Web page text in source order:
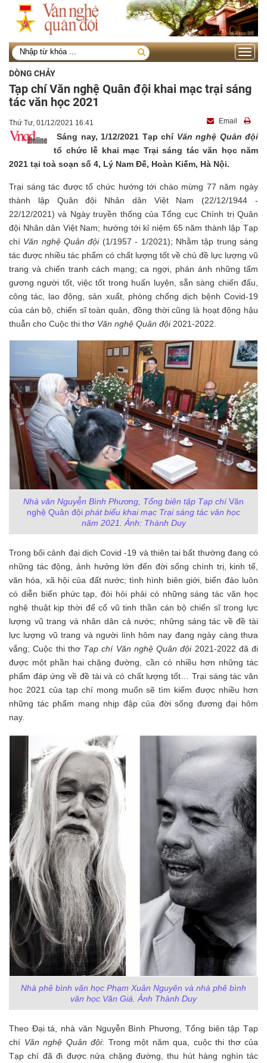
Toggle
DÒNG CHẢY
Tạp chí Văn nghệ Quân đội khai mạc trại sáng
tác văn học 2021
Thứ Tư, 01/12/2021 16:41 Email
Sáng nay, 1/12/2021 Tạp chí Văn nghệ Quân đội
tổ chức lễ khai mạc Trại sáng tác văn học năm
2021 tại toà soạn số 4, Lý Nam Đế, Hoàn Kiếm, Hà Nội.
Trại sáng tác được tổ chức hướng tới chào mừng 77 năm ngày
thành lập Quân đội Nhân dân Việt Nam (22/12/1944 -
22/12/2021) và Ngày truyền thống của Tổng cục Chính trị Quân
đội Nhân dân Việt Nam; hướng tới kỉ niệm 65 năm thành lập Tạp
chí Văn nghệ Quân đội(1/1957 - 1/2021); Nhằm tập trung sáng
tác được nhiều tác phẩm có chất lượng tốt về chủ đề lực lượng vũ
trang và chiến tranh cách mạng; ca ngợi, phản ánh những tấm
gương người tốt, việc tốt trong huấn luyện, sẵn sàng chiến đấu,
công tác, lao động, sản xuất, phòng chống dịch bệnh Covid-19
của cán bộ, chiến sĩ toàn quân, đồng thời cũng là hoạt động hậu
thuẫn cho Cuộc thi thơ Văn nghệ Quân đội2021-2022.
Nhà văn Nguyễn Bình Phương, Tổng biên tập Tạp chíVăn
nghệ Quân đội phát biểu khai mạc Trại sáng tác văn học
năm 2021. Ảnh: Thành Duy
Trong bối cảnh đại dịch Covid -19 và thiên tai bất thường đang có
những tác động, ảnh hưởng lớn đến đời sống chính trị, kinh tế,
văn hóa, xã hội của đất nước; tình hình biên giới, biển đảo luôn
có diễn biến phức tạp, đòi hỏi phải có những sáng tác văn học
nghệ thuật kịp thời để cổ vũ tinh thần cán bộ chiến sĩ trong lực
lượng vũ trang và nhân dân cả nước; những sáng tác về đề tài
lực lượng vũ trang và người lính hôm nay đang ngày càng thưa
vắng; Cuộc thi thơ Tạp chí Văn nghệ Quân đội2021-2022 đã đi
được một phần hai chặng đường, cần có nhiều hơn những tác
phẩm đáp ứng về đề tài và có chất lượng tốt… Trại sáng tác văn
học 2021 của tạp chí mong muốn sẽ tìm kiếm được nhiều hơn
những tác phẩm mang nhịp đập của đời sống đương đại hôm
nay.
Nhà phê bình văn học Phạm Xuân Nguyên và nhà phê bình
văn học Văn Giá. Ảnh Thành Duy
Theo Đạitá, nhà văn Nguyễn Bình Phương, Tổng biên tập Tạp
chí Văn nghệ Quân đội: Trong một năm qua, cuộc thi thơ của
Tạp chí đã đi được nửa chặng đường, thu hút hàng nghìn tác